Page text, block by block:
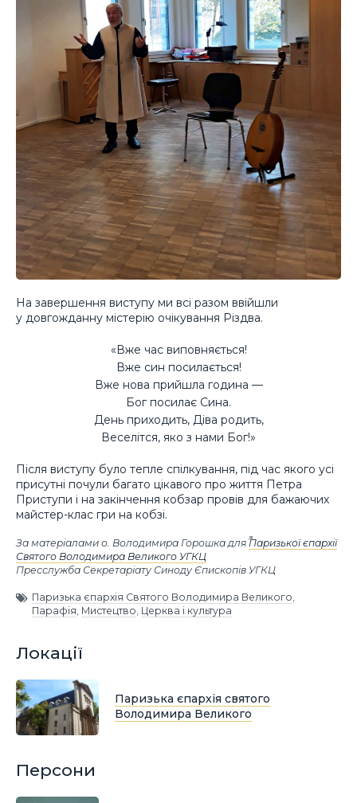
На завершення виступу ми всі разом ввійшли
у довгожданну містерію очікування Різдва.
«Вже час виповняється!
Вже син посилається!
Вже нова прийшла година —
Бог посилає Сина.
День приходить, Діва родить,
Веселітся, яко з нами Бог!»
Після виступу було тепле спілкування, під час якого усі
присутні почули багато цікавого про життя Петра
Приступи і на закінчення кобзар провів для бажаючих
майстер-клас гри на кобзі.
За матеріалами о. Володимира Горошка дляПаризької єпархії
Святого Володимира Великого УГКЦ
Пресслужба Секретаріату Синоду Єпископів УГКЦ
Паризька єпархія Святого Володимира Великого,
Парафія, Мистецтво, Церква і культура
Локації
Паризька єпархія святого
Володимира Великого
Персони